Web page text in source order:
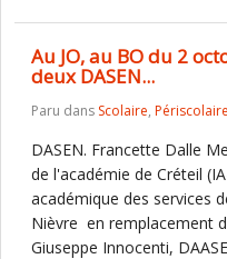
Au JO, au BO du 2
deux DASEN...
Paru dans Scolaire, Périscolaire
DASEN. Francette Dalle
de l'académie de Créteil
académique des services
Nièvre en remplacement
Giuseppe Innocenti,